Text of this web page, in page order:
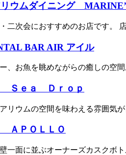
リウムダイニング
二次会におすすめのお店です。
BAR AIR アイル
、お魚を眺めながらの癒しの空間
Ｓｅａ Ｄｒｏｐ
リウムの空間を味わえる雰囲気が
ＡＰＯＬＬＯ
一面に並ぶオーナーズカスクボ